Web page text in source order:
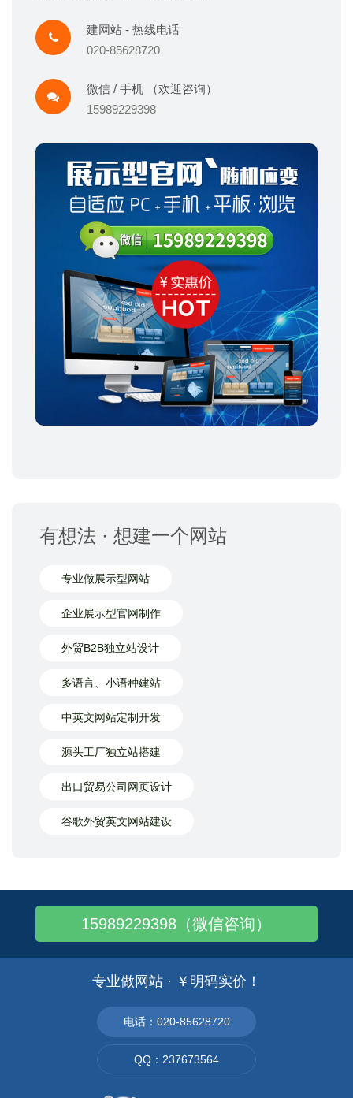
建网站 - 热线电话
020-85628720
微信 / 手机 （欢迎咨询）
15989229398
有想法 · 想建一个网站
专业做展示型网站
企业展示型官网制作
外贸B2B独立站设计
多语言、小语种建站
中英文网站定制开发
源头工厂独立站搭建
出口贸易公司网页设计
谷歌外贸英文网站建设
15989229398（微信咨询）
专业做网站 · ￥明码实价！
电话：020-85628720
QQ：237673564